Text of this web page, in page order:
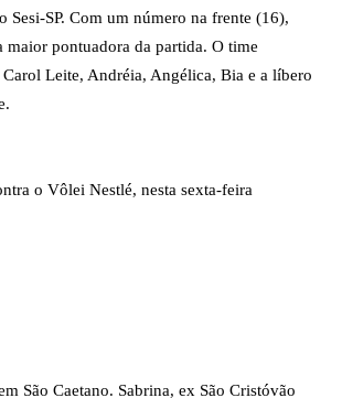
Sesi-SP. Com um número na frente (16),
maior pontuadora da partida. O time
Leite, Andréia, Angélica, Bia e a líbero
o Vôlei Nestlé, nesta sexta-feira
São Caetano. Sabrina, ex São Cristóvão